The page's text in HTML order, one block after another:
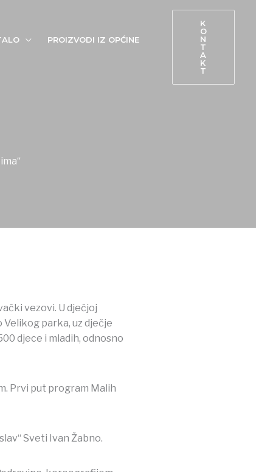
PROIZVODI IZ OPĆINE
K
O
N
T
A
K
T
vezovi. U dječjoj
parka, uz dječje
djece i mladih, odnosno
Prvi put program Malih
Sveti Ivan Žabno.